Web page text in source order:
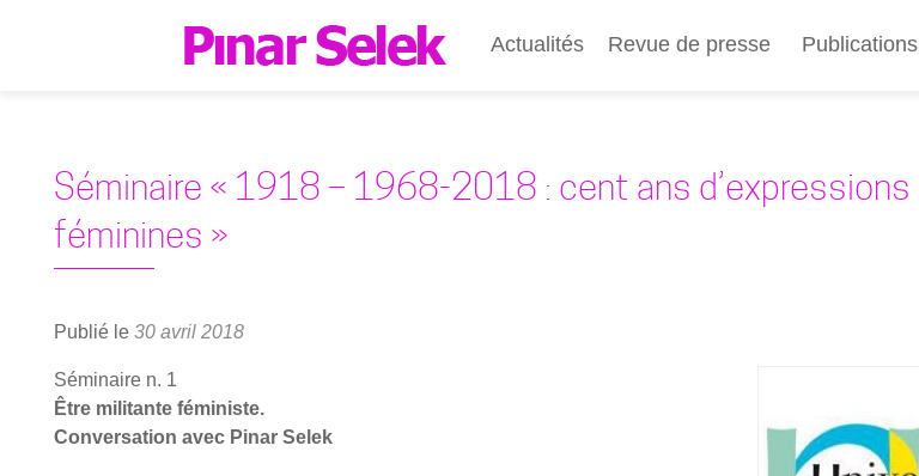
Actualités Revue de presse Publications
Séminaire « 1918 – 1968-2018 : cent ans d’expressions
féminines »
Publié le 30 avril 2018
Sémi­naire n. 1
Être mili­tante fémi­niste.
Conver­sa­tion avec Pinar Selek